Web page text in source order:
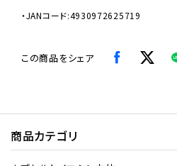
・JANコード:4930972625719
この商品をシェア
商品カテゴリ